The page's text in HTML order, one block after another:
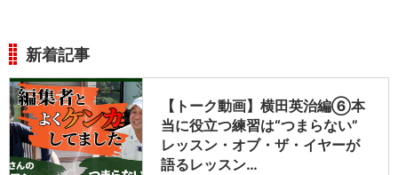
新着記事
【トーク動画】横田英治編⑥本
当に役立つ練習は“つまらない”
レッスン・オブ・ザ・イヤーが
語るレッスン…